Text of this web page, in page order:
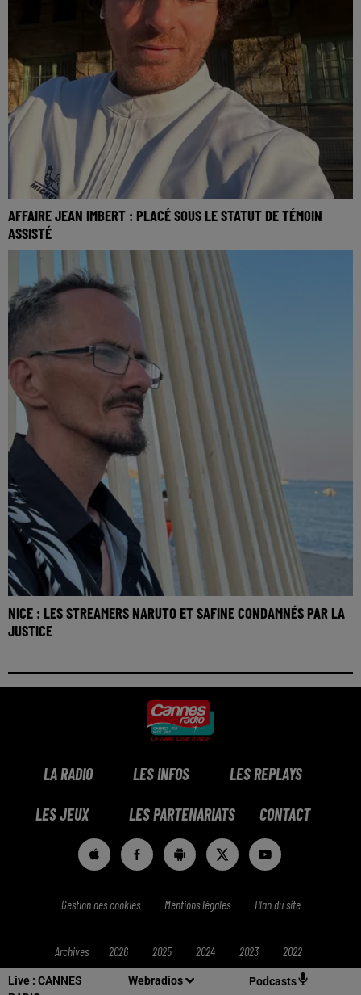
Live : CANNES
Webradios Podcasts
AFFAIRE JEAN IMBERT : PLACÉ SOUS LE STATUT DE TÉMOIN
ASSISTÉ
NICE : LES STREAMERS NARUTO ET SAFINE CONDAMNÉS PAR LA
JUSTICE
LA RADIO LES INFOS LES REPLAYS
LES JEUX LES PARTENARIATS CONTACT
Gestion des cookies Mentions légales Plan du site
Archives 2026 2025 2024 2023 2022